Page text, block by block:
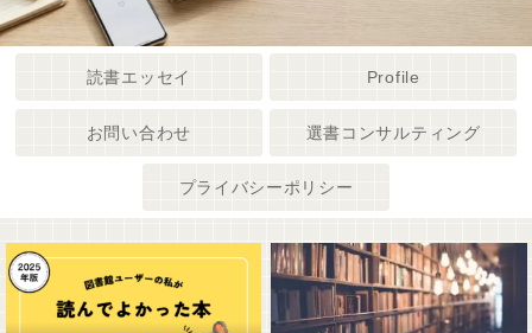
読書エッセイ Profile
お問い合わせ 選書コンサルティング
プライバシーポリシー